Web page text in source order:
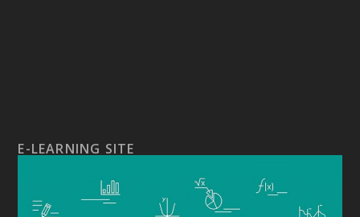
E-LEARNING SITE